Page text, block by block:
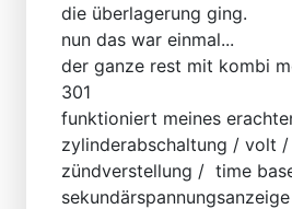
die überlagerung ging.
nun das war einmal...
der ganze rest mit kombi
301
funktioniert meines
zylinderabschaltung / volt
zündverstellung / time